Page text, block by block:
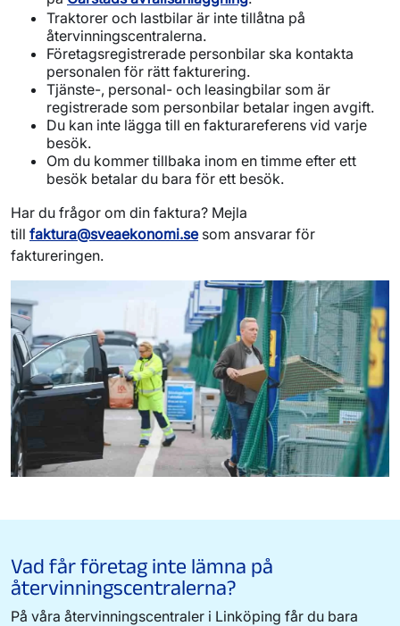
Traktorer och lastbilar är inte tillåtna på
återvinningscentralerna.
Företagsregistrerade personbilar ska kontakta
personalen för rätt fakturering.
Tjänste-, personal- och leasingbilar som är
registrerade som personbilar betalar ingen avgift.
Du kan inte lägga till en fakturareferens vid varje
besök.
Om du kommer tillbaka inom en timme efter ett
besök betalar du bara för ett besök.
Har du frågor om din faktura? Mejla
till faktura@sveaekonomi.sesom ansvarar för
faktureringen.
Vad får företag inte lämna på
återvinningscentralerna?
På våra återvinningscentraler i Linköping får du bara